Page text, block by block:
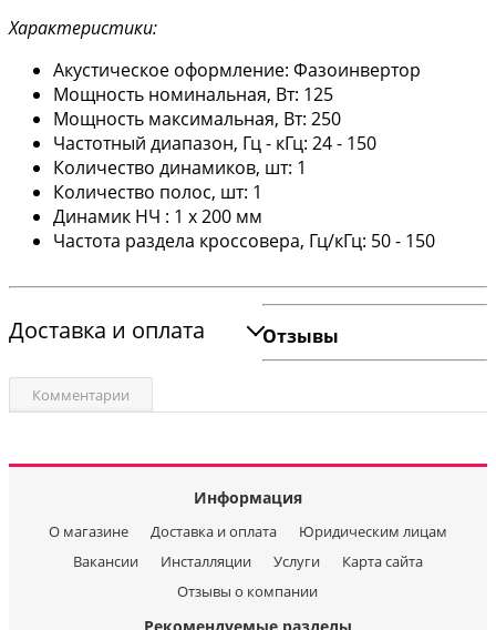
Характеристики:
Акустическое оформление: Фазоинвертор
Мощность номинальная, Вт: 125
Мощность максимальная, Вт: 250
Частотный диапазон, Гц - кГц: 24 - 150
Количество динамиков, шт: 1
Количество полос, шт: 1
Динамик НЧ : 1 х 200 мм
Частота раздела кроссовера, Гц/кГц: 50 - 150
Доставка и оплата Отзывы
Комментарии
Информация
О магазине Доставка и оплата
Юридическим лицам
Вакансии
Инсталляции Услуги
Карта сайта
Отзывы о компании